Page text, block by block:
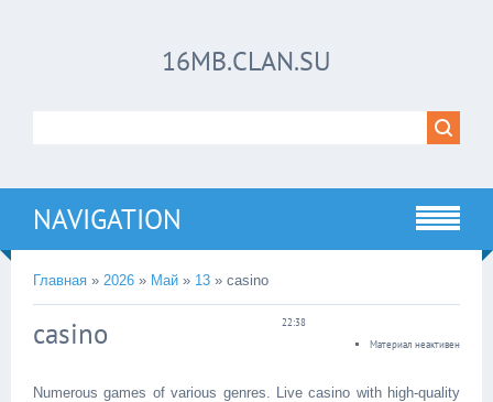
16MB.CLAN.SU
NAVIGATION
Главная » 2026 » Май » 13 » casino
22:38
Материал неактивен
casino
Numerous games of various genres. Live casino with high-quality